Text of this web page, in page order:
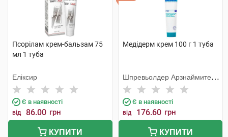
Псорілам крем-бальзам 75
мл 1 туба
Еліксир
Є в наявності
від 86.00 грн
КУПИТИ
Медідерм крем 100 г 1 туба
Шпревьолдер Арзнаймитель
Гмбх
Є в наявності
від 176.60 грн
КУПИТИ